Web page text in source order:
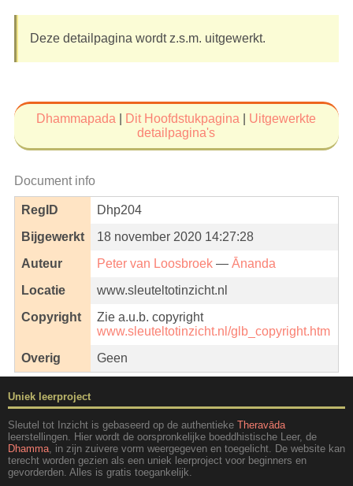
Deze detailpagina wordt z.s.m. uitgewerkt.
Dhammapada Dit Hoofdstukpagina
Uitgewerkte
detailpagina's
Document info
RegID
Dhp204
Bijgewerkt
18 november 2020 14:27:28
Auteur
Peter van Loosbroek— Ānanda
Locatie
www.sleuteltotinzicht.nl
Copyright
Zie a.u.b. copyright
www.sleuteltotinzicht.nl/glb_copyright.htm
Overig
Geen
Uniek leerproject
Sleutel tot Inzicht is gebaseerd op de authentieke Theravāda
leerstellingen. Hier wordt de oorspronkelijke boeddhistische Leer, de
Dhamma , in zijn zuivere vorm weergegeven en toegelicht. De website kan
terecht worden gezien als een uniek leerproject voor beginners en
gevorderden. Alles is gratis toegankelijk.